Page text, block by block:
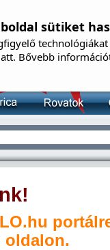
oldalon.
sütiket
Bővebb